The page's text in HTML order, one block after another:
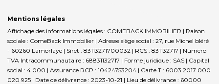
Mentions légales
Affichage des informations légales : COMEBACK IMMOBILIER | Raison
sociale : ComeBack Immobilier | Adresse siège social : 27, rue Michel bléré
- 60260 Lamorlaye | Siret : 83113271700032 | RCS : 831132717 | Numero
TVA Intracommunautaire : 68831132717 | Forme juridique : SAS | Capital
social : 4 000 | Assurance RCP : 10424753204 | Carte T : 6003 2017 000
020 925 | Date de délivrance : 2023-10-21 | Lieu de délivrance : 60000